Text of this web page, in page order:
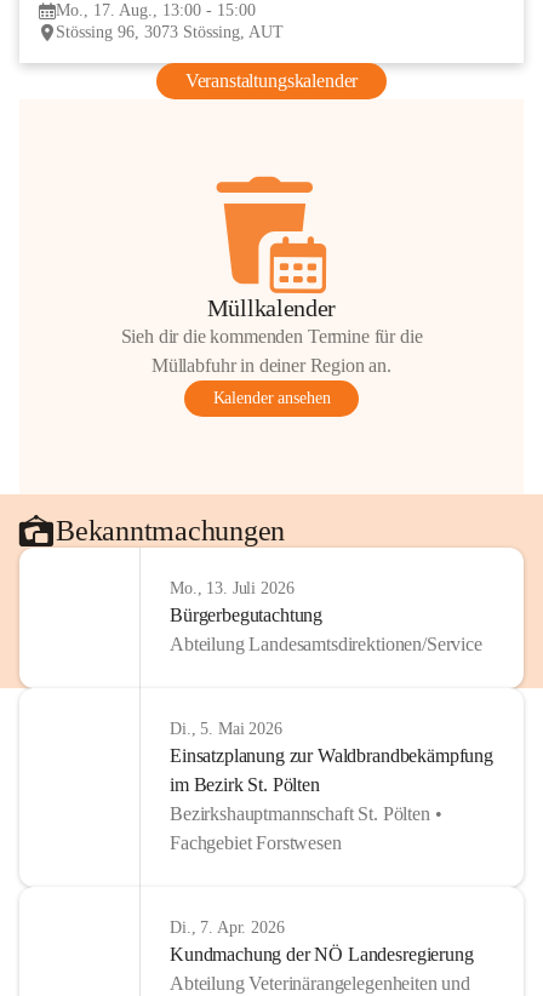
Mo., 17. Aug., 13:00 - 15:00
Stössing 96, 3073 Stössing, AUT
Veranstaltungskalender
Müllkalender
Sieh dir die kommenden Termine für die
Müllabfuhr in deiner Region an.
Kalender ansehen
Bekanntmachungen
Mo., 13. Juli 2026
Bürgerbegutachtung
Abteilung Landesamtsdirektionen/Service
Di., 5. Mai 2026
Einsatzplanung zur Waldbrandbekämpfung
im Bezirk St. Pölten
Bezirkshauptmannschaft St. Pölten •
Fachgebiet Forstwesen
Di., 7. Apr. 2026
Kundmachung der NÖ Landesregierung
Abteilung Veterinärangelegenheiten und